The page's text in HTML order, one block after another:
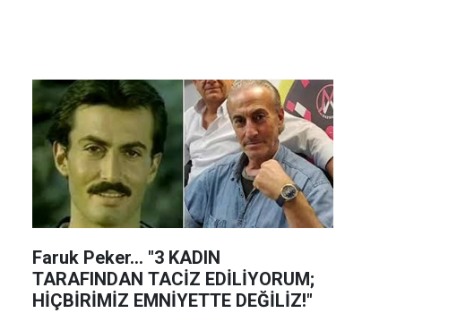
Faruk Peker... "3 KADIN
TARAFINDAN TACİZ EDİLİYORUM;
HİÇBİRİMİZ EMNİYETTE DEĞİLİZ!"